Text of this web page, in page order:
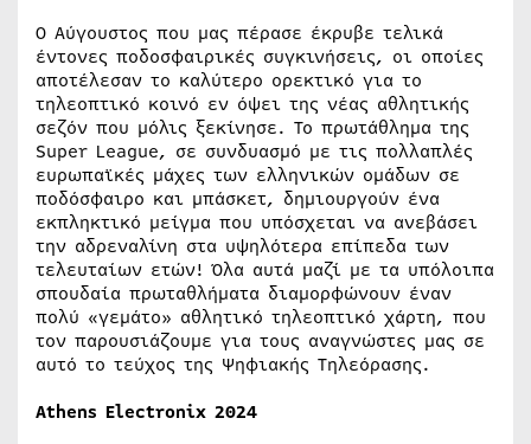
Ο Αύγουστος που μας πέρασε έκρυβε τελικά
έντονες ποδοσφαιρικές συγκινήσεις, οι οποίες
αποτέλεσαν το καλύτερο ορεκτικό για το
τηλεοπτικό κοινό εν όψει της νέας αθλητικής
σεζόν που μόλις ξεκίνησε. Το πρωτάθλημα της
Super League, σε συνδυασμό με τις πολλαπλές
ευρωπαϊκές μάχες των ελληνικών ομάδων σε
ποδόσφαιρο και μπάσκετ, δημιουργούν ένα
εκπληκτικό μείγμα που υπόσχεται να ανεβάσει
την αδρεναλίνη στα υψηλότερα επίπεδα των
τελευταίων ετών! Όλα αυτά μαζί με τα υπόλοιπα
σπουδαία πρωταθλήματα διαμορφώνουν έναν
πολύ «γεμάτο» αθλητικό τηλεοπτικό χάρτη, που
τον παρουσιάζουμε για τους αναγνώστες μας σε
αυτό το τεύχος της Ψηφιακής Τηλεόρασης.
Athens Electronix 2024